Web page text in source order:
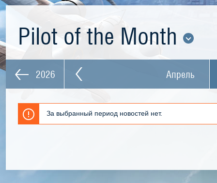
Pilot of the Month
2026 Апрель
За выбранный период новостей нет.